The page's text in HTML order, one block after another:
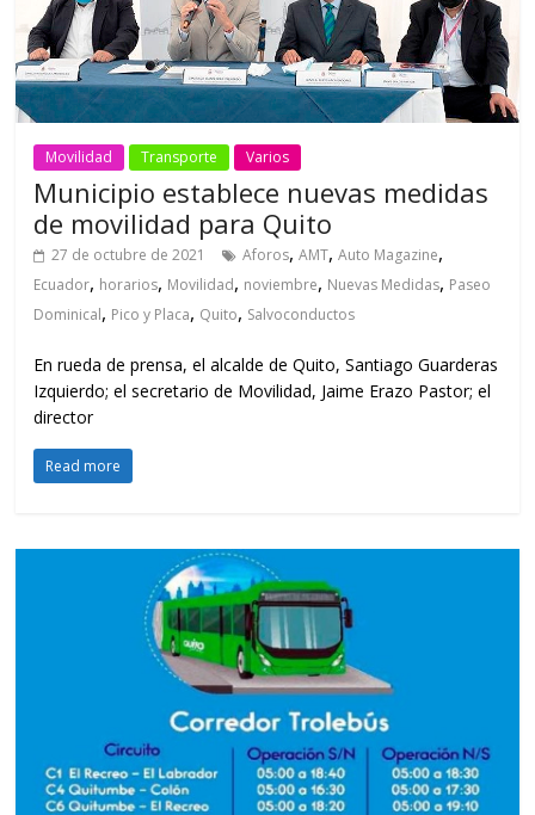
Movilidad Transporte Varios
Municipio establece nuevas medidas
de movilidad para Quito
27 de octubre de 2021 Aforos,AMT,Auto Magazine,
Ecuador, horarios, Movilidad, noviembre, Nuevas Medidas, Paseo
Dominical, Pico y Placa, Quito, Salvoconductos
En rueda de prensa, el alcalde de Quito, Santiago Guarderas
Izquierdo; el secretario de Movilidad, Jaime Erazo Pastor; el
director
Read more